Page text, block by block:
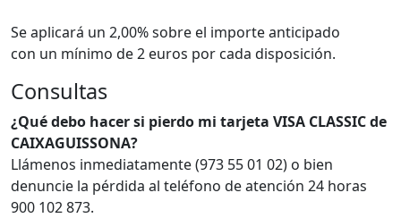
Se aplicará un 2,00% sobre el importe anticipado
con un mínimo de 2 euros por cada disposición.
Consultas
¿Qué debo hacer si pierdo mi tarjeta VISA CLASSIC de
CAIXAGUISSONA?
Llámenos inmediatamente (973 55 01 02) o bien
denuncie la pérdida al teléfono de atención 24 horas
900 102 873.